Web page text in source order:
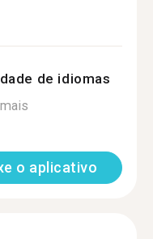
de idiomas
o aplicativo